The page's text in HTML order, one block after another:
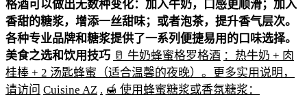
格酒可以做出无数种变化：加入牛奶，口感更顺滑；加入
香甜的糖浆，增添一丝甜味；或者泡茶，提升香气层次。
各种专业品牌和糖浆提供了一系列便捷易用的口味选择。
美食之选和饮用技巧 🥛 牛奶蜂蜜格罗格酒 ：热牛奶 + 肉
桂棒 + 2 汤匙蜂蜜（适合温馨的夜晚）。更多实用说明，
请访问 Cuisine AZ . 🍯 使用蜂蜜糖浆或香氛糖浆：